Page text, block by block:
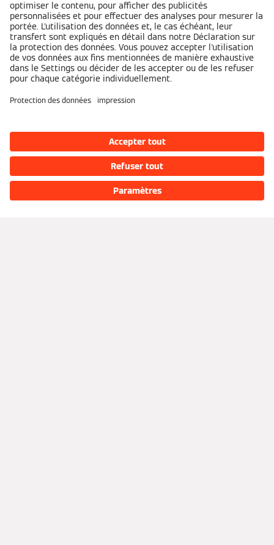
Produits
Consommateurs
Entreprises
Catalogue de produits
Aperçu
Demander un devis